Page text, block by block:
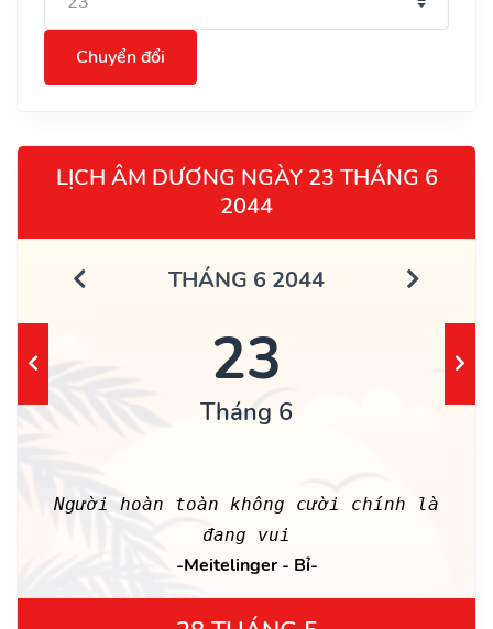
Chuyển đổi
LỊCH ÂM DƯƠNG NGÀY 23 THÁNG 6
2044
THÁNG 6 2044
23
Tháng 6
Người hoàn toàn không cười chính là
đang vui
-Meitelinger - Bỉ-